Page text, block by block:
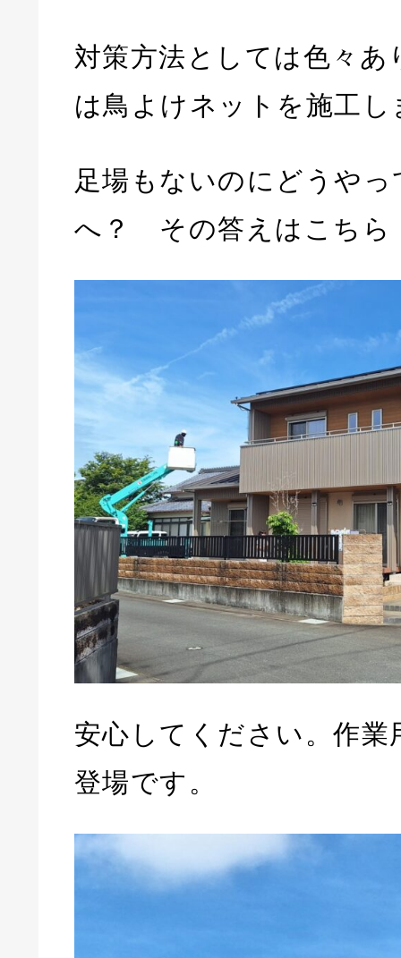
対策方法としては色々あ
は鳥よけネットを施工し
足場もないのにどうやっ
へ？ その答えはこち
安心してください。作業
登場です。